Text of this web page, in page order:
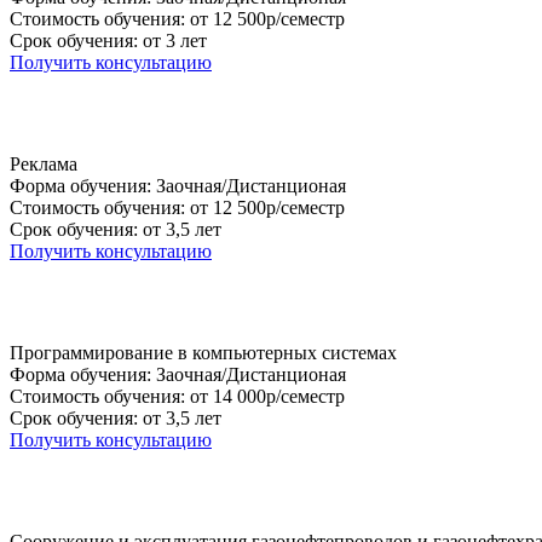
Стоимость обучения: от 12 500р/семестр
Срок обучения: от 3 лет
Получить консультацию
Реклама
Форма обучения: Заочная/Дистанционая
Стоимость обучения: от 12 500р/семестр
Срок обучения: от 3,5 лет
Получить консультацию
Программирование в компьютерных системах
Форма обучения: Заочная/Дистанционая
Стоимость обучения: от 14 000р/семестр
Срок обучения: от 3,5 лет
Получить консультацию